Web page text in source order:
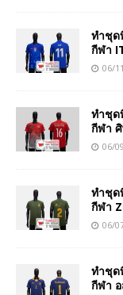
ทำชุด
กีฬา
06/
ทำชุด
กีฬา
06/
ทำชุด
กีฬา
06/
ทำชุด
กีฬา